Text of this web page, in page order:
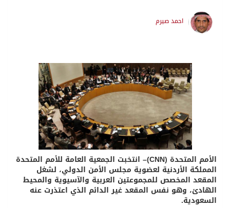
احمد صيرم
الأمم المتحدة (CNN)– انتخبت الجمعية العامة للأمم المتحدة
المملكة الأردنية لعضوية مجلس الأمن الدولي، لشغل
المقعد المخصص للمجموعتين العربية والآسيوية والمحيط
الهادئ، وهو نفس المقعد غير الدائم الذي اعتذرت عنه
السعودية.